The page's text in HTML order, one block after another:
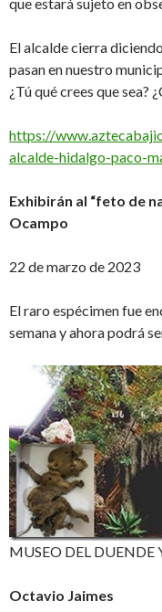
El alcalde cierra
pasan en nuestro
¿Tú qué crees que sea?
https://
alcalde-hidalgo-paco-
Exhibirán al “feto de
Ocampo
22 de marzo de 2023
El raro espécimen fue
semana y ahora podrá
MUSEO DEL DUENDE
Octavio Jaimes